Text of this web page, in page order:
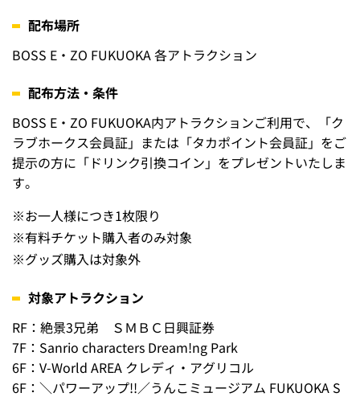
9度目の交流戦優勝を記念して総勢900名にサントリード
リンクをプレゼント！
E・ZOをご利用いただいた方に、E・ZO館内のサントリー
自動販売機で使用できるドリンク引換コインをプレゼント
いたします！
配布日
2025年7月3日（木）
※各アトラクションの営業開始～最終入場時間まで
対象者
クラブホークス会員・タカポイント会員
配布場所